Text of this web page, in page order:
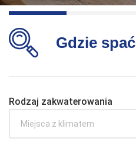
Gdzie spać
Rodzaj zakwaterowania
Miejsca z klimatem